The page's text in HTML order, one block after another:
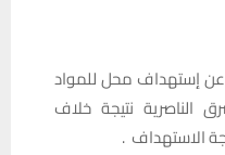
إستهداف محل للمواد
الناصرية نتيجة خلاف
الاستهداف .